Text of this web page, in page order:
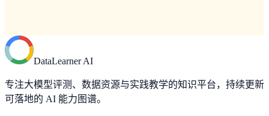
DataLearner AI
专注大模型评测、数据资源与实践教学的知识平台，持续更新
可落地的 AI 能力图谱。